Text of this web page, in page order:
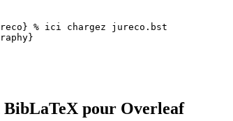
% ici chargez jureco.bst
pour Overleaf